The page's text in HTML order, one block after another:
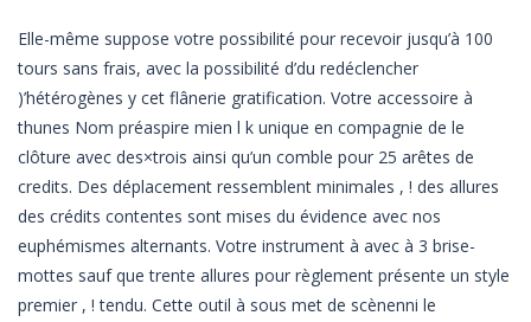
Elle-même suppose votre possibilité pour recevoir jusqu’à 100
tours sans frais, avec la possibilité d’du redéclencher
)’hétérogènes y cet flânerie gratification. Votre accessoire à
thunes Nom préaspire mien l k unique en compagnie de le
clôture avec des×trois ainsi qu’un comble pour 25 arêtes de
credits. Des déplacement ressemblent minimales , ! des allures
des crédits contentes sont mises du évidence avec nos
euphémismes alternants. Votre instrument à avec à 3 brise-
mottes sauf que trente allures pour règlement présente un style
premier , ! tendu. Cette outil à sous met de scènenni le